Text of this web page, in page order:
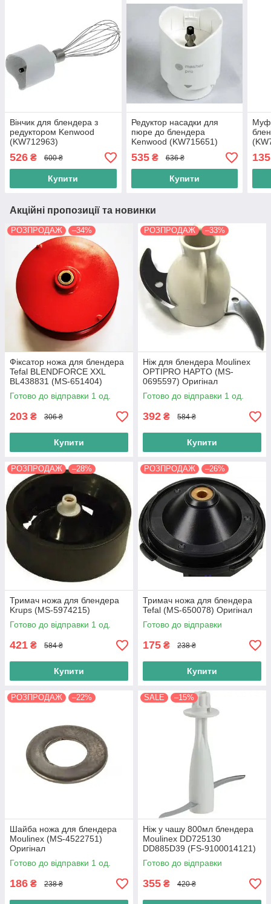
Вінчик для блендера з
редуктором Kenwood
(KW712963)
526 ₴ 600 ₴
Купити
Редуктор насадки для
пюре до блендера
Kenwood (KW715651)
535₴ 636 ₴
Купити
135
Акційні пропозиції та новинки
РОЗПРОДАЖ –34%
Фіксатор ножа для блендера
Tefal BLENDFORCE XXL
BL438831 (MS-651404)
Готово до відправки 1 од.
203 ₴ 306 ₴
Купити
РОЗПРОДАЖ –33%
Ніж для блендера Moulinex
OPTIPRO HAPTO (MS-
0695597) Оригінал
Готово до відправки 1 од.
392 ₴ 584 ₴
Купити
РОЗПРОДАЖ –28%
Тримач ножа для блендера
Krups (MS-5974215)
Готово до відправки 1 од.
421 ₴ 584 ₴
Купити
РОЗПРОДАЖ –26%
Тримач ножа для блендера
Tefal (MS-650078) Оригінал
Готово до відправки
175 ₴ 238 ₴
Купити
РОЗПРОДАЖ –22%
Шайба ножа для блендера
Moulinex (MS-4522751)
Оригінал
Готово до відправки 1 од.
186 ₴ 238 ₴
SALE –15%
Ніж у чашу 800мл блендера
Moulinex DD725130
DD885D39 (FS-9100014121)
PrepLine STEELFORCE
Готово до відправки
355 ₴ 420 ₴